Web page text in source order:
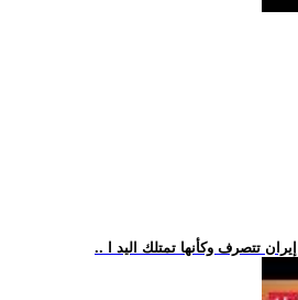
تتصرف وكأنها تمتلك اليد ا